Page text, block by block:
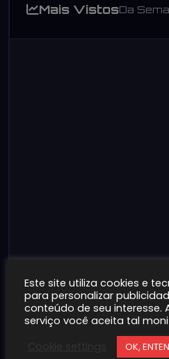
Mais VistosDa
Este site utiliza cookies e
para personalizar
conteúdo de seu interesse.
serviço você aceita tal
OK,